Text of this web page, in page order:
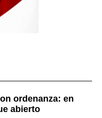
ordenanza: en
abierto